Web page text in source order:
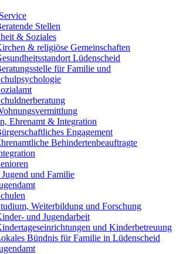
Stellen
& Soziales
& religiöse Gemeinschaften
Lüdenscheid
für Familie und
Ehrenamt & Integration
Engagement
Behindertenbeauftragte
und Familie
Weiterbildung und Forschung
und Jugendarbeit
und Kinderbetreuung
Bündnis für Familie in Lüdenscheid